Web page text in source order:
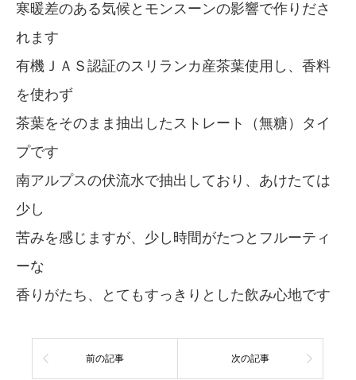
寒暖差のある気候とモンスーンの影響で作りださ
れます
有機ＪＡＳ認証のスリランカ産茶葉使用し、香料
を使わず
茶葉をそのまま抽出したストレート（無糖）タイ
プです
南アルプスの伏流水で抽出しており、あけたては
少し
苦みを感じますが、少し時間がたつとフルーティ
ーな
香りがたち、とてもすっきりとした飲み心地です
前の記事 次の記事